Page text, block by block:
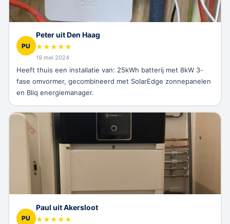
PU
Peter uit Den Haag
★★★★★
19 mei 2024
Heeft thuis een installatie van: 25kWh batterij met 8kW 3-
fase omvormer, gecombineerd met SolarEdge zonnepanelen
en Bliq energiemanager.
PU
Paul uit Akersloot
★★★★★